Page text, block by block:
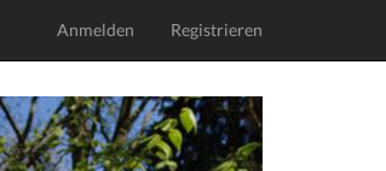
Anmelden Registrieren